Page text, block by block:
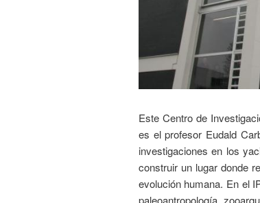
Este Centro de
es el profesor Eudald
investigaciones en los
construir un lugar donde
evolución humana. En el
paleoantropología,